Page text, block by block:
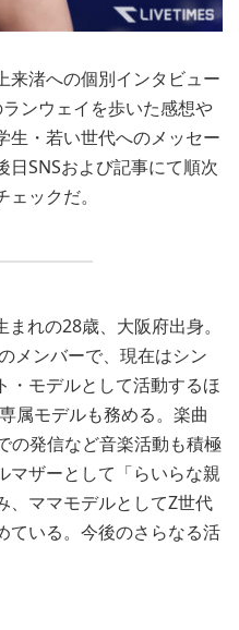
来渚への個別インタビュー
ランウェイを歩いた感想や
生・若い世代へのメッセー
日SNSおよび記事にて順次
ックだ。
れの28歳、大阪府出身。
メンバーで、現在はシン
・モデルとして活動するほ
属モデルも務める。楽曲
の発信など音楽活動も積極
マザーとして「らいらな親
、ママモデルとしてZ世代
ている。今後のさらなる活